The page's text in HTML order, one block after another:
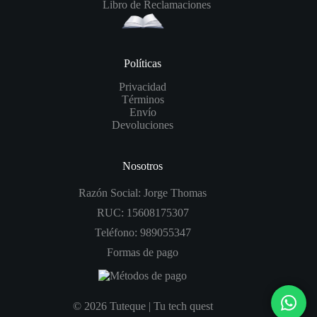
Libro de Reclamaciones
Políticas
Privacidad
Términos
Envío
Devoluciones
Nosotros
Razón Social: Jorge Thomas
RUC: 15608175307
Teléfono: 989055347
Formas de pago
© 2026 Tuteque | Tu tech quest